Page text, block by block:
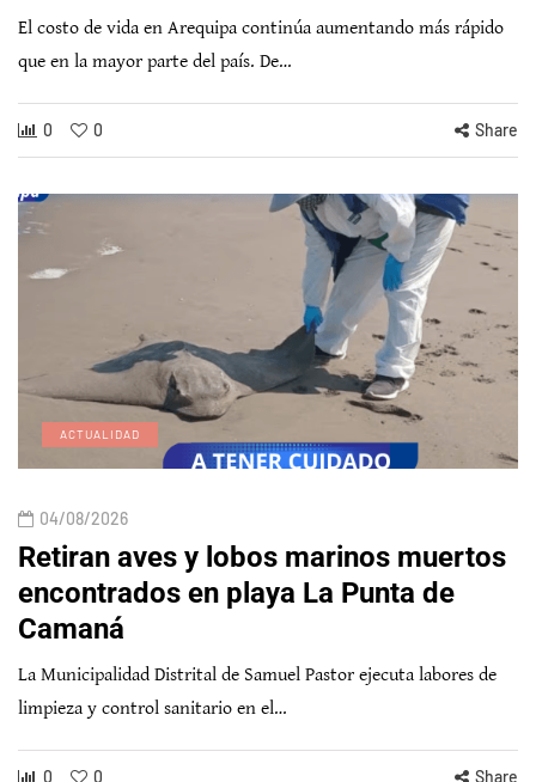
El costo de vida en Arequipa continúa aumentando más rápido
que en la mayor parte del país. De…
0 0 Share
ACTUALIDAD
04/08/2026
Retiran aves y lobos marinos muertos
encontrados en playa La Punta de
Camaná
La Municipalidad Distrital de Samuel Pastor ejecuta labores de
limpieza y control sanitario en el…
0 0 Share